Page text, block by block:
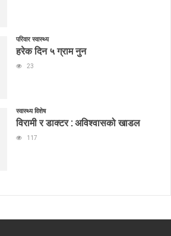
परिवार स्वास्थ्य
हरेक दिन ५ ग्राम नुन
23
स्वास्थ्य विशेष
विरामी र डाक्टर : अविश्वासको खाडल
117